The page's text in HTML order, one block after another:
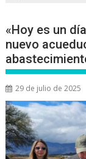
«Hoy es un
nuevo
29 de julio de 2025